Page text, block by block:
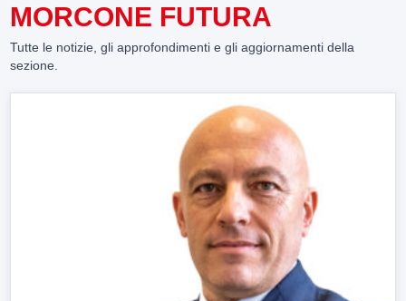
MORCONE FUTURA
Tutte le notizie, gli approfondimenti e gli aggiornamenti della
sezione.